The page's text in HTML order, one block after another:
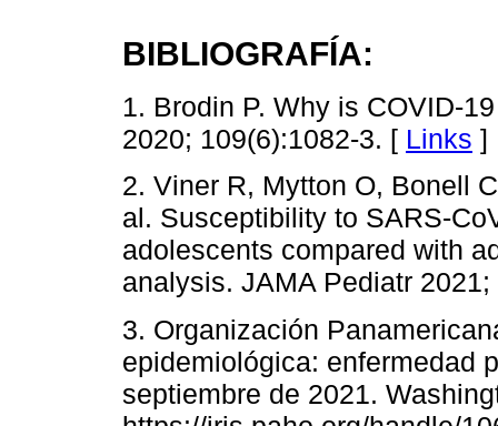
BIBLIOGRAFÍA:
1. Brodin P. Why is COVID-
2020; 109(6):1082-3. [ Links ]
2. Viner R, Mytton O, Bonell
al. Susceptibility to SARS-
adolescents compared with
analysis. JAMA Pediatr
3. Organización
epidemiológica: enfermedad
septiembre de 2021.